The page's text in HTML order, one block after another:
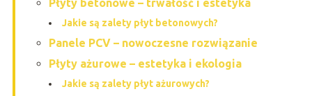
Płyty betonowe – trwałość i estetyka
Jakie są zalety płyt betonowych?
Panele PCV – nowoczesne rozwiązanie
Płyty ażurowe – estetyka i ekologia
Jakie są zalety płyt ażurowych?